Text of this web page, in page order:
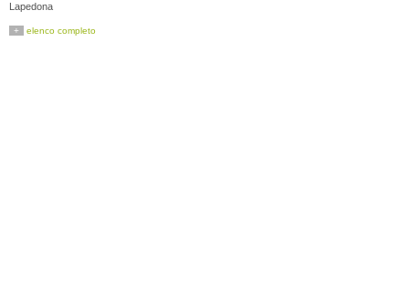
Lapedona
Massa Fermana
+ elenco completo